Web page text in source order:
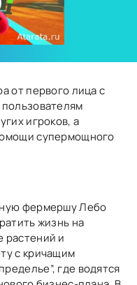
от первого лица с
игроков, а
супермощного
фермершу Лебо
жизнь на
растений и
с кричащим
где водятся